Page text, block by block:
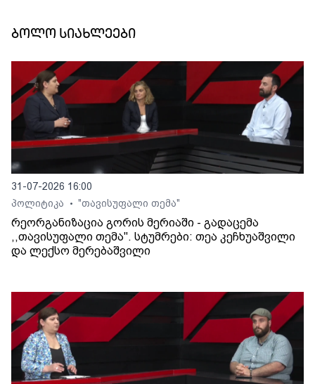
ბოლო სიახლეები
31-07-2026 16:00
პოლიტიკა
• "თავისუფალი თემა"
რეორგანიზაცია გორის მერიაში - გადაცემა
,,თავისუფალი თემა". სტუმრები: თეა კეჩხუაშვილი
და ლექსო მერებაშვილი